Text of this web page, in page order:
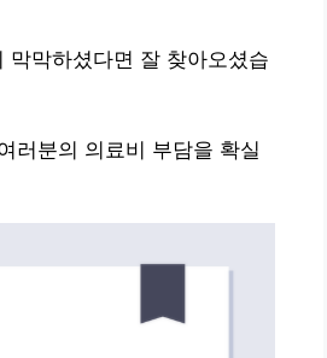
막막하셨다면 잘 찾아오셨습
러분의 의료비 부담을 확실